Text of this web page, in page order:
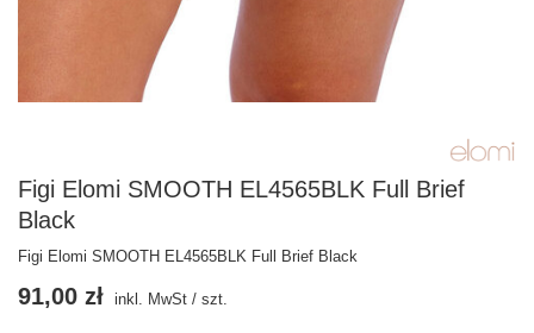
Figi Elomi SMOOTH EL4565BLK Full Brief
Black
Figi Elomi SMOOTH EL4565BLK Full Brief Black
91,00 zł inkl. MwSt / szt.